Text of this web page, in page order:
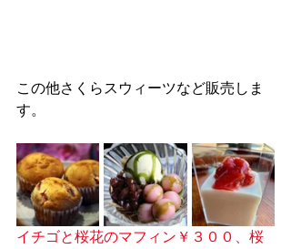
この他さくらスウィーツなど販売しま
す。
イチゴと桜花のマフィン￥３００、桜